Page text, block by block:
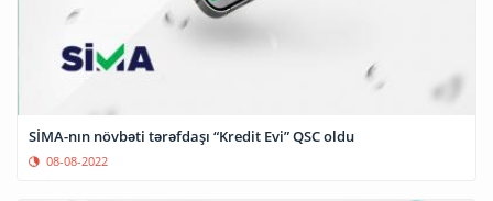
SİMA-nın növbəti tərəfdaşı “Kredit Evi” QSC oldu
08-08-2022